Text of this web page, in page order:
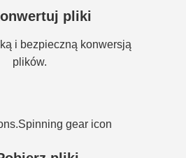
pliki
i bezpieczną konwersją
plików.